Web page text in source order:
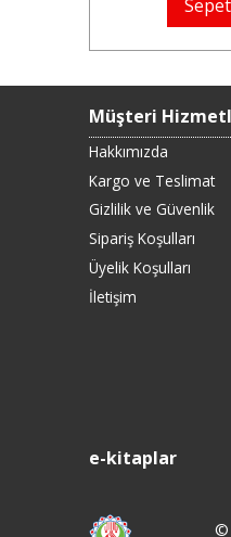
Müşteri
Hakkımızda
Kargo ve Teslimat
Gizlilik ve Güvenlik
Sipariş Koşulları
Üyelik Koşulları
İletişim
e-kitaplar
©